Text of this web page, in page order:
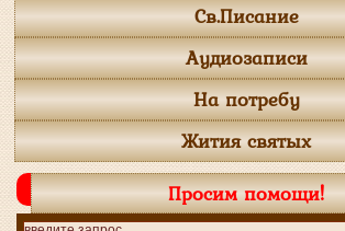
Св.Писание
Аудиозаписи
На потребу
Жития святых
Просим помощи!